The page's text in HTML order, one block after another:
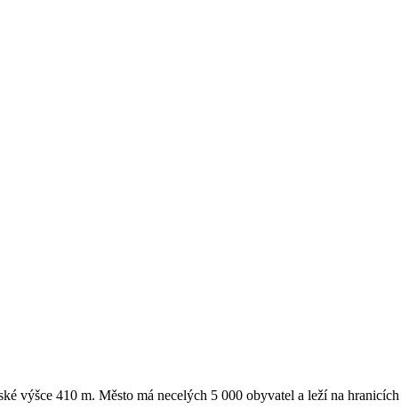
výšce 410 m. Město má necelých 5 000 obyvatel a leží na hranicích